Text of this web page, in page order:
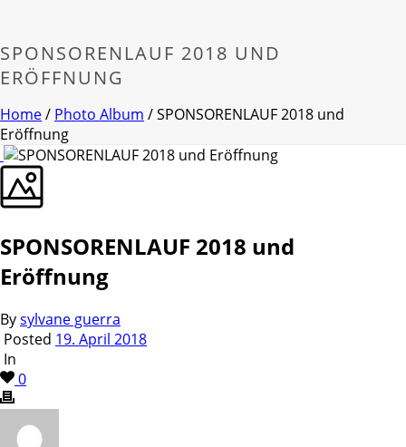
SPONSORENLAUF 2018 UND
ERÖFFNUNG
Home/ Photo Album / SPONSORENLAUF 2018 und
Eröffnung
SPONSORENLAUF 2018 und
Eröffnung
Bysylvane guerra
Posted 19. April 2018
In
0